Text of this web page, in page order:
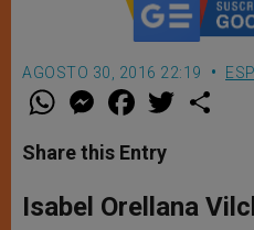
AGOSTO 30, 2016 22:19
W
t
s
p
p
M
e
s
e
g
e
F
a
e
b
o
k
w
r
Share this Entry
Isabel Orellana